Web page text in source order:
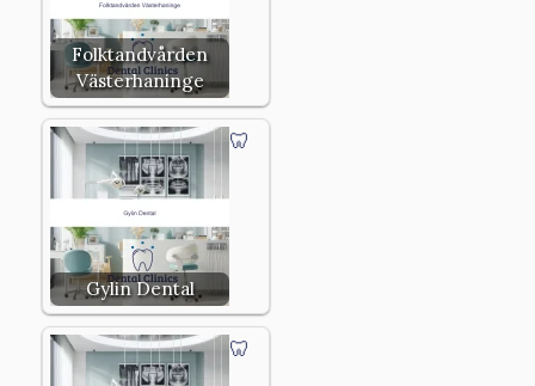
Folktandvården
Västerhaninge
Gylin Dental